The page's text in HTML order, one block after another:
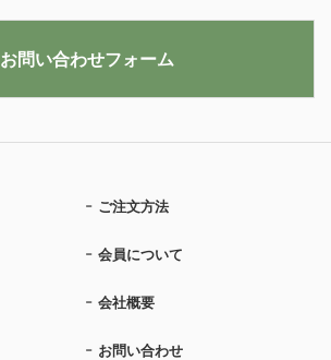
ご注文方法
会員について
会社概要
お問い合わせ
お問い合わせフォーム